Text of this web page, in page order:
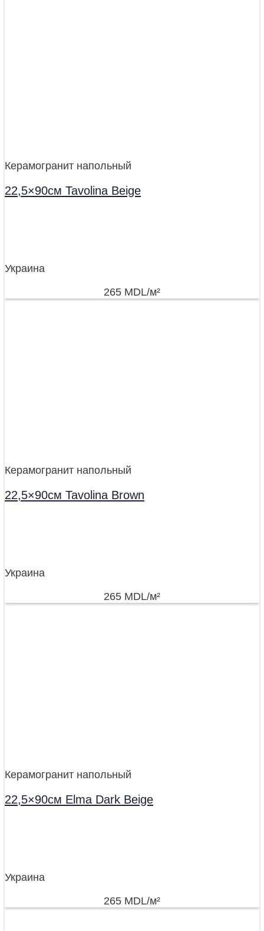
Керамогранит напольный
22,5×90см Tavolina Beige
Украина
265 MDL/м²
Керамогранит напольный
22,5×90см Tavolina Brown
Украина
265 MDL/м²
Керамогранит напольный
22,5×90см Elma Dark Beige
Украина
265 MDL/м²